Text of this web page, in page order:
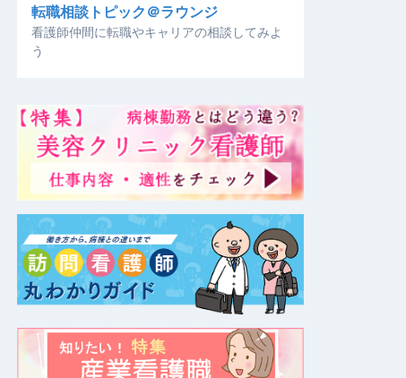
転職相談トピック＠ラウンジ
看護師仲間に転職やキャリアの相談してみよ
う